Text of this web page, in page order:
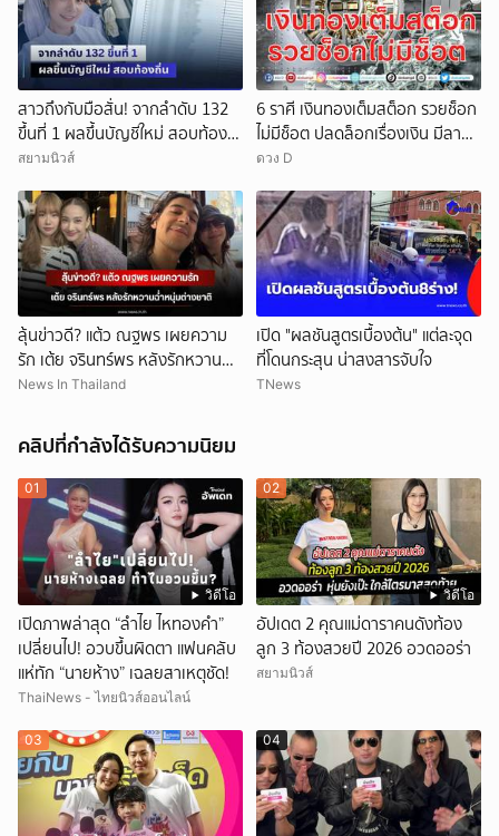
สาวถึงกับมือสั่น! จากลำดับ 132
ขึ้นที่ 1 ผลขึ้นบัญชีใหม่ สอบท้อง
ถิ่น
สยามนิวส์
6 ราศี เงินทองเต็มสต็อก รวยช็อก
ไม่มีช็อต ปลดล็อกเรื่องเงิน มีลาภ
ลอยจ่อคิว
ดวง D
ลุ้นข่าวดี? แต้ว ณฐพร เผยความ
รัก เต้ย จรินทร์พร หลังรักหวานฉ่ำ
หนุ่มต่างชาติ
News In Thailand
เปิด "ผลชันสูตรเบื้องต้น" แต่ละจุด
ที่โดนกระสุน น่าสงสารจับใจ
TNews
คลิปที่กำลังได้รับความนิยม
วิดีโอ
01
เปิดภาพล่าสุด “ลำไย ไหทองคำ”
เปลี่ยนไป! อวบขึ้นผิดตา แฟนคลับ
แห่ทัก “นายห้าง” เฉลยสาเหตุชัด!
ThaiNews - ไทยนิวส์ออนไลน์
วิดีโอ
02
อัปเดต 2 คุณแม่ดาราคนดังท้อง
ลูก 3 ท้องสวยปี 2026 อวดออร่า
สยามนิวส์
03 04